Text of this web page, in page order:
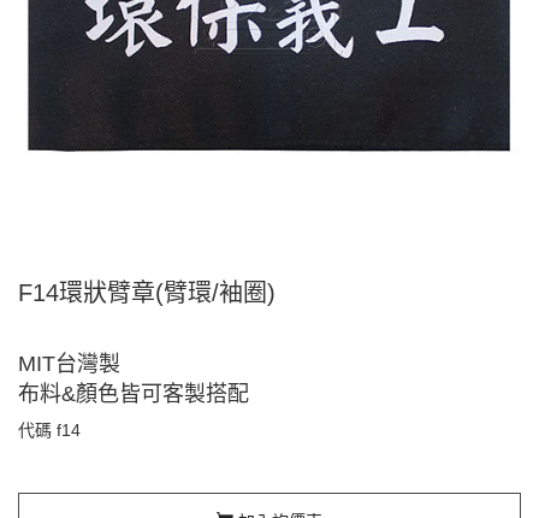
F14環狀臂章(臂環/袖圈)
MIT台灣製
布料&顏色皆可客製搭配
代碼 f14